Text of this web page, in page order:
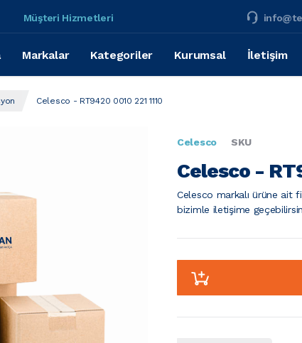
Müşteri Hizmetleri
Markalar Kategoriler Kurumsal İletişim
Celesco - RT9420 0010 221 1110
Celesco SKU
Celesco -
Celesco markalı ürüne ait
bizimle iletişime